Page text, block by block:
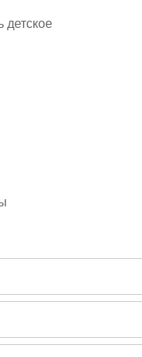
детское
согласуйте с
по прогнозу погоды